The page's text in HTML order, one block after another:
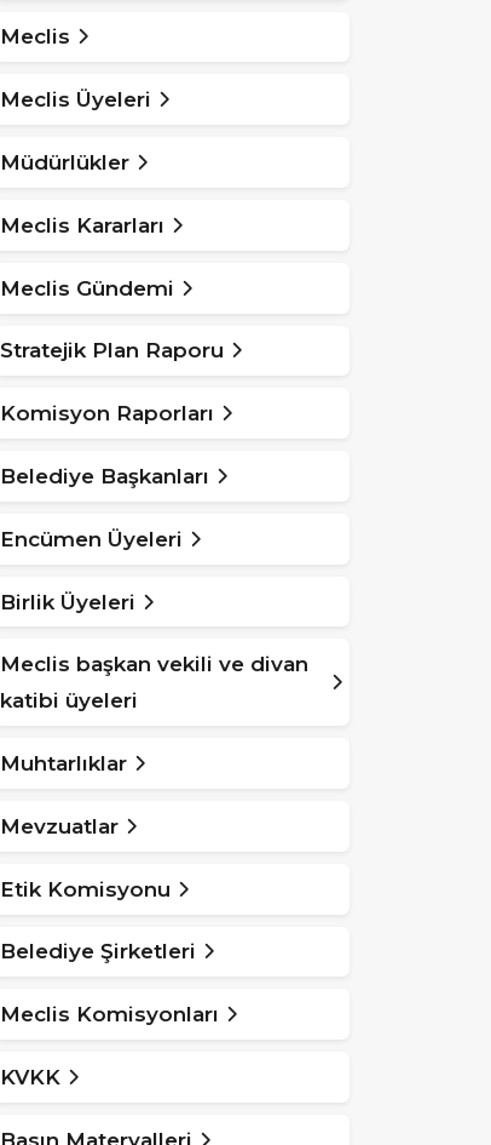
Meclis
Meclis Üyeleri
Müdürlükler
Meclis Kararları
Meclis Gündemi
Stratejik Plan Raporu
Komisyon Raporları
Belediye Başkanları
Encümen Üyeleri
Birlik Üyeleri
Meclis başkan vekili ve divan
katibi üyeleri
Muhtarlıklar
Mevzuatlar
Etik Komisyonu
Belediye Şirketleri
Meclis Komisyonları
KVKK
Basın Materyalleri